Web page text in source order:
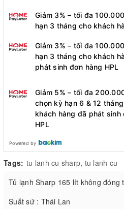
Giảm 3% – tối đa
hạn 3 tháng cho khách
Giảm 3% – tối đa
hạn 3 tháng cho khách
phát sinh đơn hàng HPL
Giảm 5% – tối đa
chọn kỳ hạn 6 & 12
khách hàng đã phát sinh
HPL
Powered by
Tags: tu lanh cu sharp, tu lanh cu
Tủ lạnh Sharp 165 lít không đóng
Suất sứ : Thái Lan